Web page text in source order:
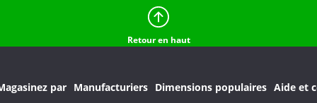
Retour en haut
par Manufacturiers Dimensions populaires Aide et